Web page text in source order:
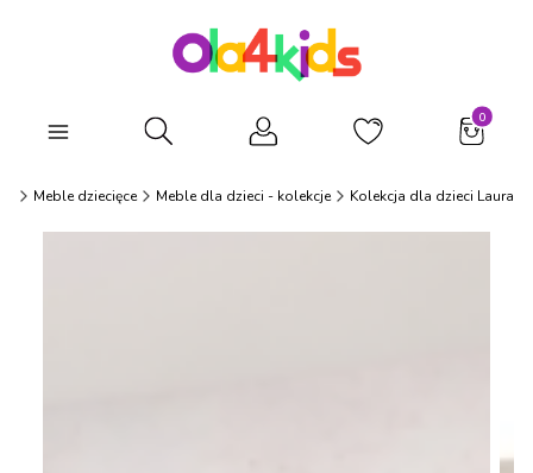
Otwórz wyszukiwarkę
Meble dziecięce Meble dla dzieci - kolekcje Kolekcja dla dzieci Laura